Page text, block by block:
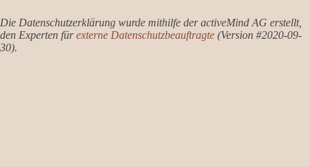
Die Datenschutzerklärung wurde mithilfe der activeMind AG erstellt,
den Experten fürexterne Datenschutzbeauftragte (Version #2020-09-
30).